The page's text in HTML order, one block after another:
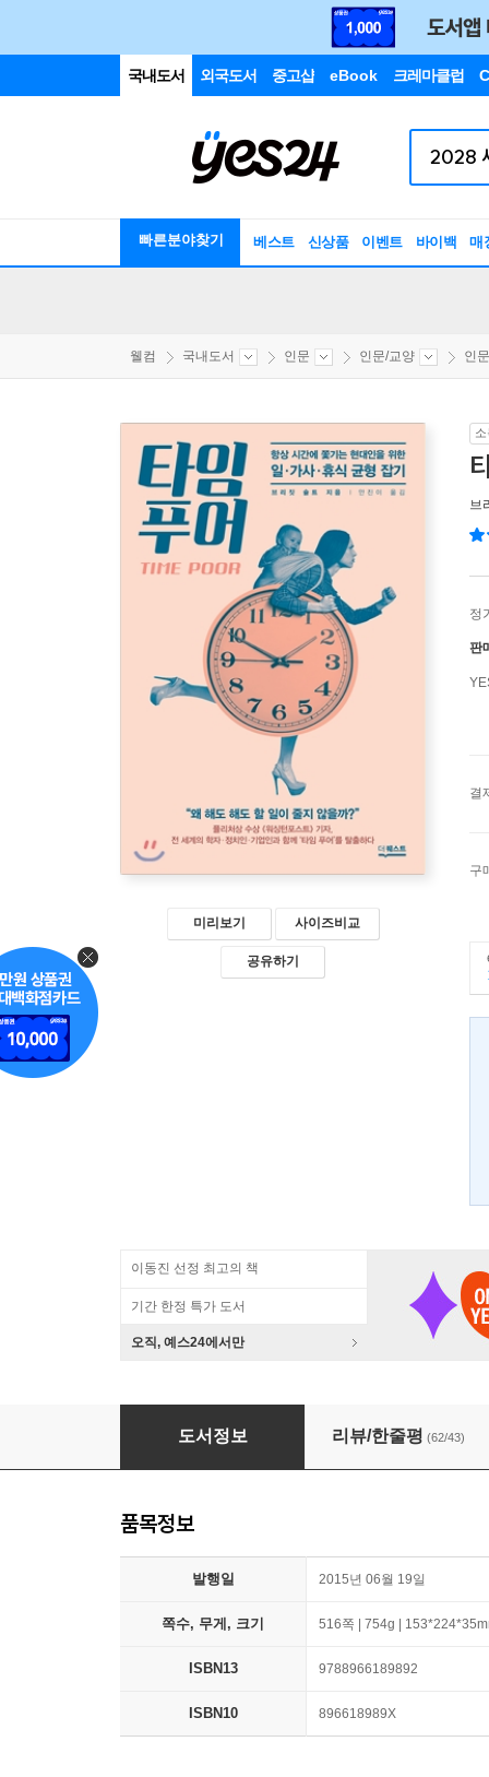
국내도서 외국도서 중고샵 eBook 크레마클럽
빠른분야찾기 베스트 신상품 이벤트 바이백 매
웰컴 국내도서 인문 인문/교양 인
미리보기 사이즈비교
공유하기
브
정
판
결
구
이동진 선정 최고의 책
기간 한정 특가 도서
오직, 예스24에서만
타임 푸어
도서정보 리뷰/한줄평 (62/43)
품목정보
발행일 2015년 06월 19일
쪽수, 무게, 크기 516쪽 | 754g |
ISBN13 9788966189892
ISBN10 896618989X